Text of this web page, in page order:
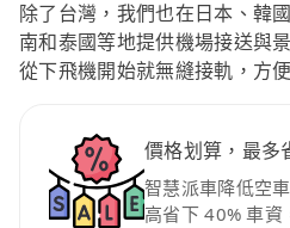
除了台灣，我們也在日本、韓
南和泰國等地提供機場接送與
從下飛機開始就無縫接軌，方
價格划算，最多
智慧派車降低空
高省下 40% 車資